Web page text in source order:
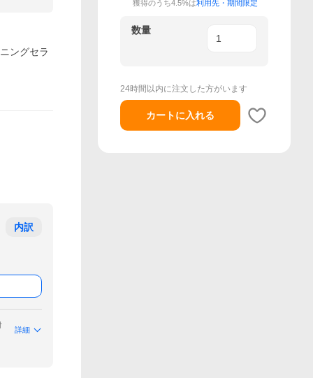
ングセラ
内訳
詳細
獲得のうち4.5%は利用先・期間限定
数量
24時間以内に注文した方がいます
カートに入れる